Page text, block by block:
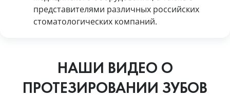
представителями различных российских
стоматологических компаний.
НАШИ ВИДЕО О
ПРОТЕЗИРОВАНИИ ЗУБОВ